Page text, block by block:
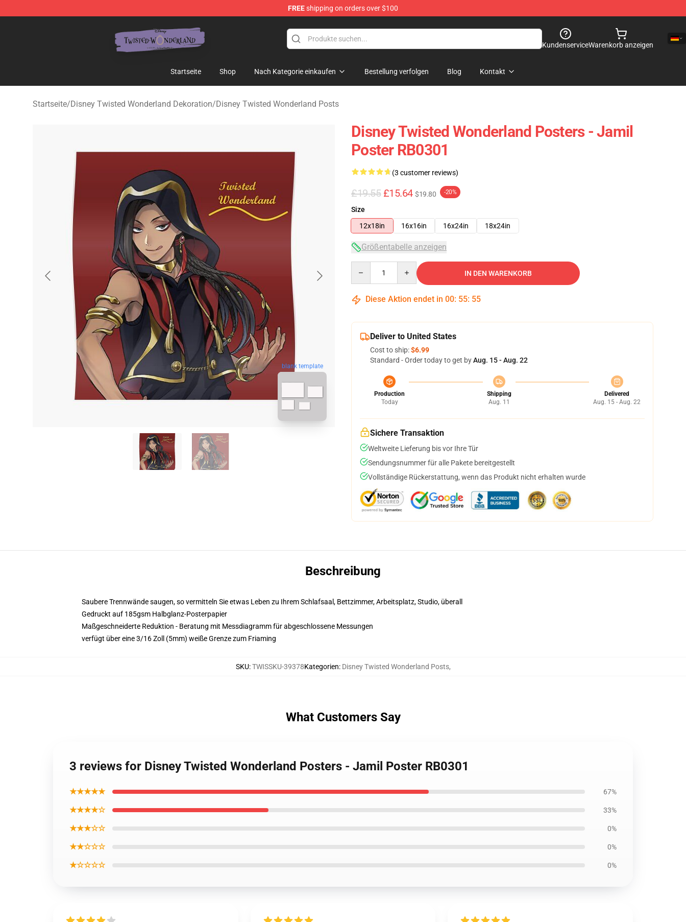
FREEshipping on orders over $100
KundenserviceWarenkorb anzeigen
Startseite Shop Nach Kategorie einkaufen Bestellung verfolgen Blog Kontakt
Startseite/Disney Twisted Wonderland Dekoration/Disney Twisted Wonderland Posts
blank template
Disney Twisted Wonderland Posters - Jamil
Poster RB0301
(3 customer reviews)
£19.55 £15.64 $19.80 -20%
Size
12x18in
16x16in 16x24in 18x24in
Größentabelle anzeigen
IN DEN WARENKORB
Diese Aktion endet in 00: 55: 54
Deliver to United States
Cost to ship:$6.99
Standard - Order today to get byAug. 15 - Aug. 22
Production
Today
Shipping
Aug. 11
Delivered
Aug. 15 - Aug. 22
Sichere Transaktion
Weltweite Lieferung bis vor Ihre Tür
Sendungsnummer für alle Pakete bereitgestellt
Vollständige Rückerstattung, wenn das Produkt nicht erhalten wurde
Beschreibung
Saubere Trennwände saugen, so vermitteln Sie etwas Leben zu Ihrem Schlafsaal, Bettzimmer, Arbeitsplatz, Studio, überall
Gedruckt auf 185gsm Halbglanz-Posterpapier
Maßgeschneiderte Reduktion - Beratung mit Messdiagramm für abgeschlossene Messungen
verfügt über eine 3/16 Zoll (5mm) weiße Grenze zum Friaming
SKU:TWISSKU-39378Kategorien: Disney Twisted Wonderland Posts,
What Customers Say
3 reviews for Disney Twisted Wonderland Posters - Jamil Poster RB0301
★★★★★ 67%
★★★★☆ 33%
★★★☆☆ 0%
★★☆☆☆ 0%
★☆☆☆☆ 0%